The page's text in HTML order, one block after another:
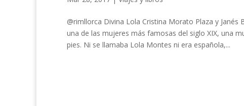
@rimllorca Divina Lola Cristina Morato Plaza y
una de las mujeres más famosas del siglo XIX, una
pies. Ni se llamaba Lola Montes ni era española,...